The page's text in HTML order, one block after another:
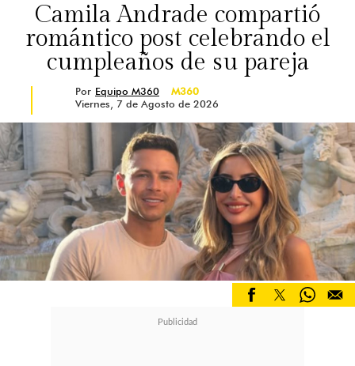
Camila Andrade compartió
romántico post celebrando el
cumpleaños de su pareja
Por Equipo M360
M360
Viernes, 7 de Agosto de 2026